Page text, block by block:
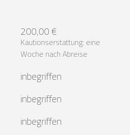
200,00 €
Kautionserstattung: eine
Woche nach Abreise
inbegriffen
inbegriffen
inbegriffen